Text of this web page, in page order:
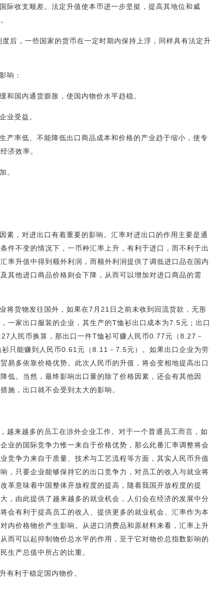
际收支顺差。法定升值使本币进一步坚挺，提高其地位和威
后，一些国家的货币在一定时期内保持上浮，同样具有法定升
响：
和国内通货膨胀，使国内物价水平趋稳。
业受益。
产率低、不能降低出口商品成本和价格的产业趋于缩小，使专
济效率。
。
素，对进出口有着重要的影响。汇率对进出口的作用主要是通
件不变的情况下，一币种汇率上升，有利于进口，而不利于出
率升值中得到额外利润，而额外利润提供了调低进口品在国内
其他进口商品价格则会下降，从而可以增加对进口商品的需
将货物发往国外，如果在7月21日之前未收到回流货款，无形
一家出口服装的企业，其生产的T恤衫出口成本为7.5元；出口
人民币换算，那出口一件T恤衫可赚人民币0.77元（8.27－
只能赚到人民币0.61元（8.11－7.5元）。如果出口企业为劳
易多依靠价格优势。此次人民币的升值，将会变相地提高出口
低。当然，最终影响出口量的除了价格因素，还会有其他因
施，出口就不会受到太大的影响。
越来越多的员工在涉外企业工作。对于一个普通员工而言，如
业的国际竞争力惟一来自于价格优势，那么此番汇率调整将会
竞争力来自于质量、技术与工艺流程等方面，其实人民币升值
，只要企业能够保持它的出口竞争力，对员工的收入与就业将
革意味着中国整体开放程度的提高，随着我国开放程度的提
，由此提供了越来越多的就业机会，人们会在经济的发展中分
会有利于提高员工的收入、提供更多的就业机会。汇率作为本
内价格物价产生影响。从进口消费品和原材料来看，汇率上升
而可以起抑制物价总水平的作用，至于它对物价总指数影响的
生产总值中所占的比重。
有利于稳定国内物价。